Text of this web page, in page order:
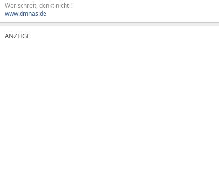
Wer schreit, denkt nicht !
www.dmhas.de